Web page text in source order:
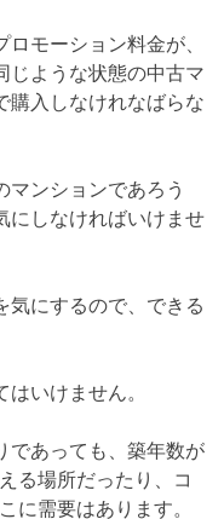
モーション料金が、
じような状態の中古マ
購入しなけれなばらな
マンションであろう
にしなければいけませ
気にするので、できる
いけません。
であっても、築年数が
る場所だったり、コ
に需要はあります。